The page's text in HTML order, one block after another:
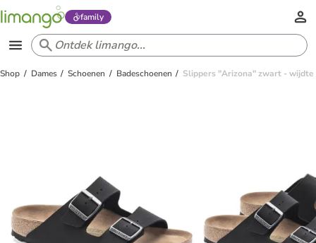
family
Shop Dames Schoenen Badeschoenen Slippers "Arizona" zwart - wijdte